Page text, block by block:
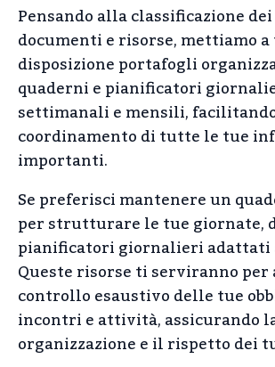
Pensando alla classificazione
documenti e risorse, mettiamo
disposizione portafogli
quaderni e pianificatori
settimanali e mensili,
coordinamento di tutte le tue
importanti.
Se preferisci mantenere un
per strutturare le tue giornate,
pianificatori giornalieri adattati
Queste risorse ti serviranno per
controllo esaustivo delle tue
incontri e attività, assicurando
organizzazione e il rispetto dei